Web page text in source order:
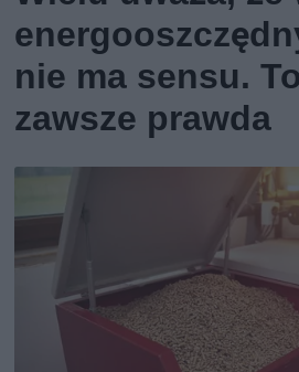
nie ma sensu.
zawsze prawda